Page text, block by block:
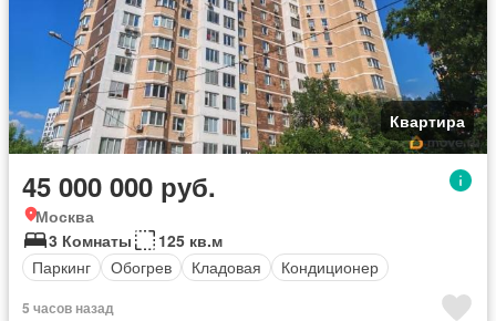
Квартира
45 000 000 руб.
Москва
3 Комнаты
125 кв.м
Паркинг
Обогрев Кладовая Кондиционер
5 часов назад